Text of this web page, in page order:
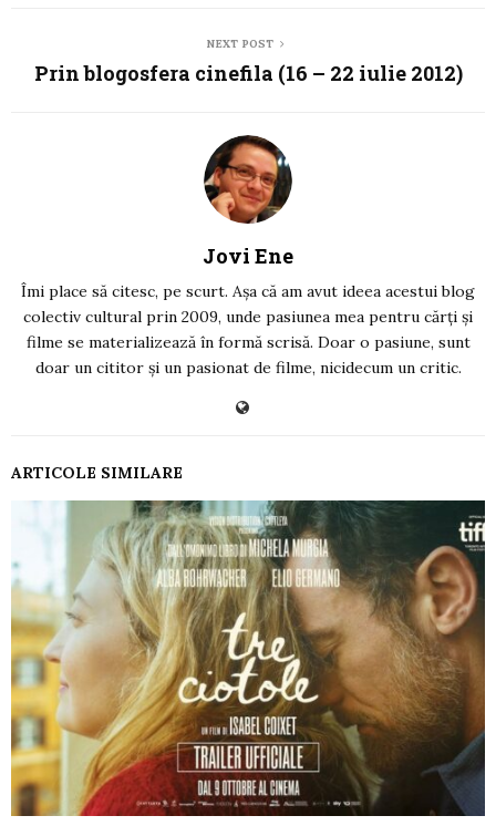
NEXT POST
Prin blogosfera cinefila (16 – 22 iulie 2012)
Jovi Ene
Îmi place să citesc, pe scurt. Așa că am avut ideea acestui blog
colectiv cultural prin 2009, unde pasiunea mea pentru cărți și
filme se materializează în formă scrisă. Doar o pasiune, sunt
doar un cititor și un pasionat de filme, nicidecum un critic.
ARTICOLE SIMILARE